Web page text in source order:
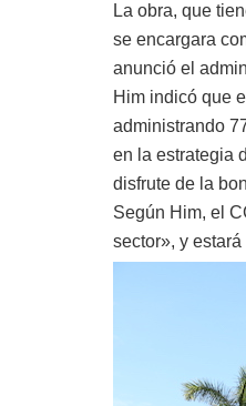
La obra, que
se encargara
anunció el
Him indicó que
administrando
en la estrategia
disfrute de la
Según Him, el
sector», y